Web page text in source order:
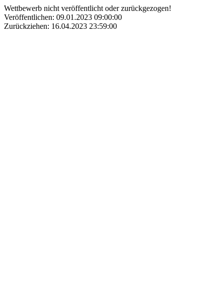
Wettbewerb nicht veröffentlicht oder zurückgezogen!
Veröffentlichen: 09.01.2023 09:00:00
Zurückziehen: 16.04.2023 23:59:00